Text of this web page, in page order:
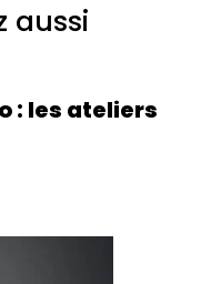
aussi
: les ateliers